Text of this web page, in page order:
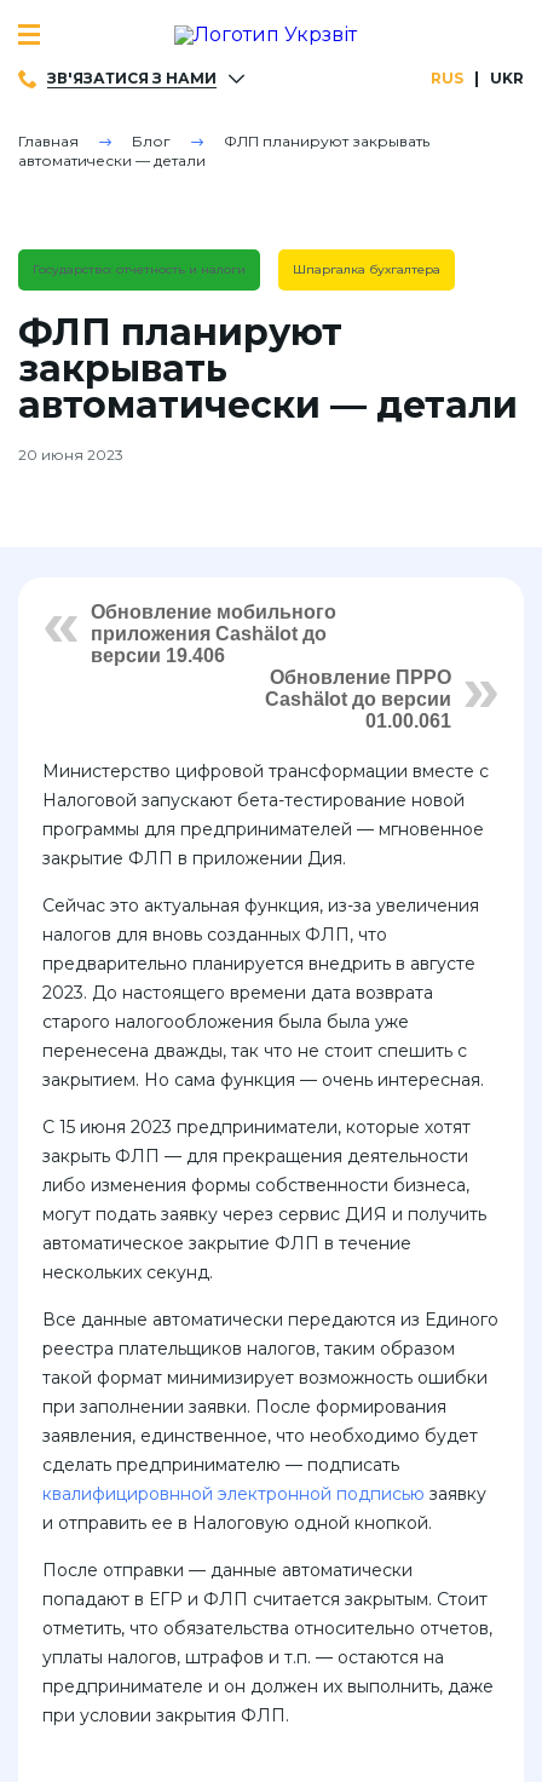
ЗВ'ЯЗАТИСЯ З НАМИ
(044) 355-11-50
RUS UKR
Главная Блог
ФЛП планируют закрывать
автоматически — детали
Государство: отчетность и налоги Шпаргалка бухгалтера
ФЛП планируют
закрывать
автоматически — детали
20 июня 2023
Обновление мобильного
приложения Cashӓlot до
версии 19.406
Обновление ПРРО
Cashӓlot до версии
01.00.061
Министерство цифровой трансформации вместе с
Налоговой запускают бета-тестирование новой
программы для предпринимателей — мгновенное
закрытие ФЛП в приложении Дия.
Сейчас это актуальная функция, из-за увеличения
налогов для вновь созданных ФЛП, что
предварительно планируется внедрить в августе
2023. До настоящего времени дата возврата
старого налогообложения была была уже
перенесена дважды, так что не стоит спешить с
закрытием. Но сама функция — очень интересная.
С 15 июня 2023 предприниматели, которые хотят
закрыть ФЛП — для прекращения деятельности
либо изменения формы собственности бизнеса,
могут подать заявку через сервис ДИЯ и получить
автоматическое закрытие ФЛП в течение
нескольких секунд.
Все данные автоматически передаются из Единого
реестра плательщиков налогов, таким образом
такой формат минимизирует возможность ошибки
при заполнении заявки. После формирования
заявления, единственное, что необходимо будет
сделать предпринимателю — подписать
квалифицировнной электронной подписью заявку
и отправить ее в Налоговую одной кнопкой.
После отправки — данные автоматически
попадают в ЕГР и ФЛП считается закрытым. Стоит
отметить, что обязательства относительно отчетов,
уплаты налогов, штрафов и т.п. — остаются на
предпринимателе и он должен их выполнить, даже
при условии закрытия ФЛП.